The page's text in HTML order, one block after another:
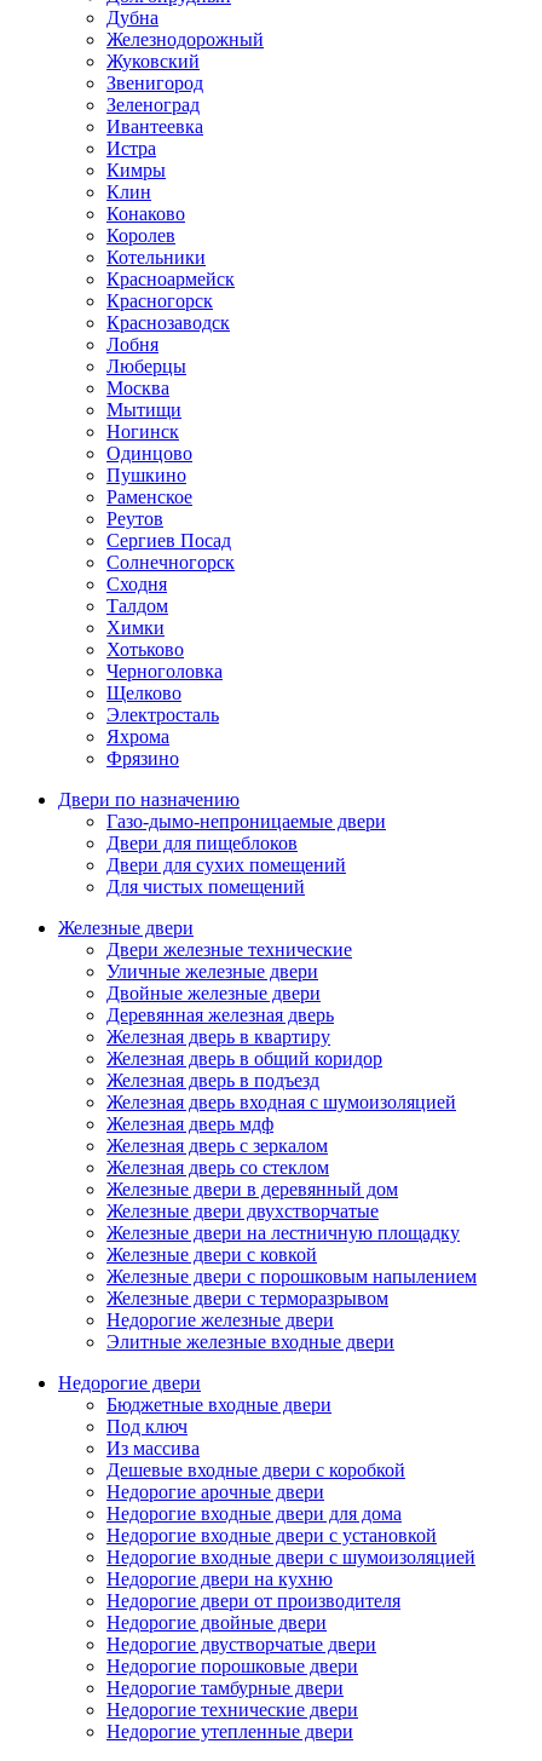
Дубна
Железнодорожный
Жуковский
Звенигород
Зеленоград
Ивантеевка
Истра
Кимры
Клин
Конаково
Королев
Котельники
Красноармейск
Красногорск
Краснозаводск
Лобня
Люберцы
Москва
Мытищи
Ногинск
Одинцово
Пушкино
Раменское
Реутов
Сергиев Посад
Солнечногорск
Сходня
Талдом
Химки
Хотьково
Черноголовка
Щелково
Электросталь
Яхрома
Фрязино
Двери по назначению
Газо-дымо-непроницаемые двери
Двери для пищеблоков
Двери для сухих помещений
Для чистых помещений
Железные двери
Двери железные технические
Уличные железные двери
Двойные железные двери
Деревянная железная дверь
Железная дверь в квартиру
Железная дверь в общий коридор
Железная дверь в подъезд
Железная дверь входная с шумоизоляцией
Железная дверь мдф
Железная дверь с зеркалом
Железная дверь со стеклом
Железные двери в деревянный дом
Железные двери двухстворчатые
Железные двери на лестничную площадку
Железные двери с ковкой
Железные двери с порошковым напылением
Железные двери с терморазрывом
Недорогие железные двери
Элитные железные входные двери
Недорогие двери
Бюджетные входные двери
Под ключ
Из массива
Дешевые входные двери с коробкой
Недорогие арочные двери
Недорогие входные двери для дома
Недорогие входные двери с установкой
Недорогие входные двери с шумоизоляцией
Недорогие двери на кухню
Недорогие двери от производителя
Недорогие двойные двери
Недорогие двустворчатые двери
Недорогие порошковые двери
Недорогие тамбурные двери
Недорогие технические двери
Недорогие утепленные двери